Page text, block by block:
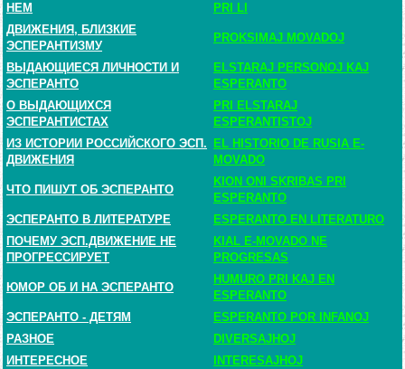
НЕМ
PRI LI
ДВИЖЕНИЯ, БЛИЗКИЕ
ЭСПЕРАНТИЗМУ
PROKSIMAJ MOVADOJ
ВЫДАЮЩИЕСЯ ЛИЧНОСТИ И
ЭСПЕРАНТО
ELSTARAJ PERSONOJ KAJ
ESPERANTO
О ВЫДАЮЩИХСЯ
ЭСПЕРАНТИСТАХ
PRI ELSTARAJ
ESPERANTISTOJ
ИЗ ИСТОРИИ РОССИЙСКОГО ЭСП.
ДВИЖЕНИЯ
EL HISTORIO DE RUSIA E-
MOVADO
ЧТО ПИШУТ ОБ ЭСПЕРАНТО
KION ONI SKRIBAS PRI
ESPERANTO
ЭСПЕРАНТО В ЛИТЕРАТУРЕ
ESPERANTO EN LITERATURO
ПОЧЕМУ ЭСП.ДВИЖЕНИЕ НЕ
ПРОГРЕССИРУЕТ
KIAL E-MOVADO NE
PROGRESAS
ЮМОР ОБ И НА ЭСПЕРАНТО
HUMURO PRI KAJ EN
ESPERANTO
ЭСПЕРАНТО - ДЕТЯМ
ESPERANTO POR INFANOJ
РАЗНОЕ
DIVERSAJHOJ
ИНТЕРЕСНОЕ
INTERESAJHOJ